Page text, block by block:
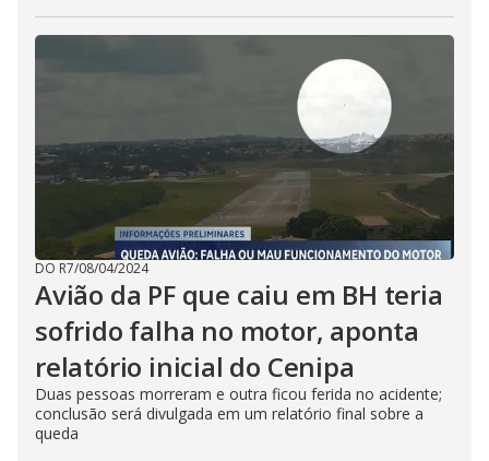
DO R7/08/04/2024
Avião da PF que caiu em BH teria
sofrido falha no motor, aponta
relatório inicial do Cenipa
Duas pessoas morreram e outra ficou ferida no acidente;
conclusão será divulgada em um relatório final sobre a
queda